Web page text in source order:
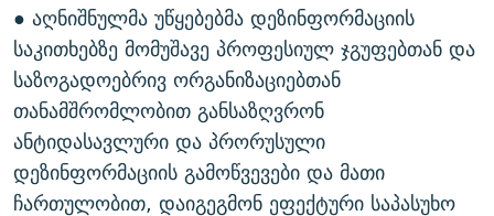
● აღნიშნულმა უწყებებმა დეზინფორმაციის
საკითხებზე მომუშავე პროფესიულ ჯგუფებთან და
საზოგადოებრივ ორგანიზაციებთან
თანამშრომლობით განსაზღვრონ
ანტიდასავლური და პრორუსული
დეზინფორმაციის გამოწვევები და მათი
ჩართულობით, დაიგეგმონ ეფექტური საპასუხო